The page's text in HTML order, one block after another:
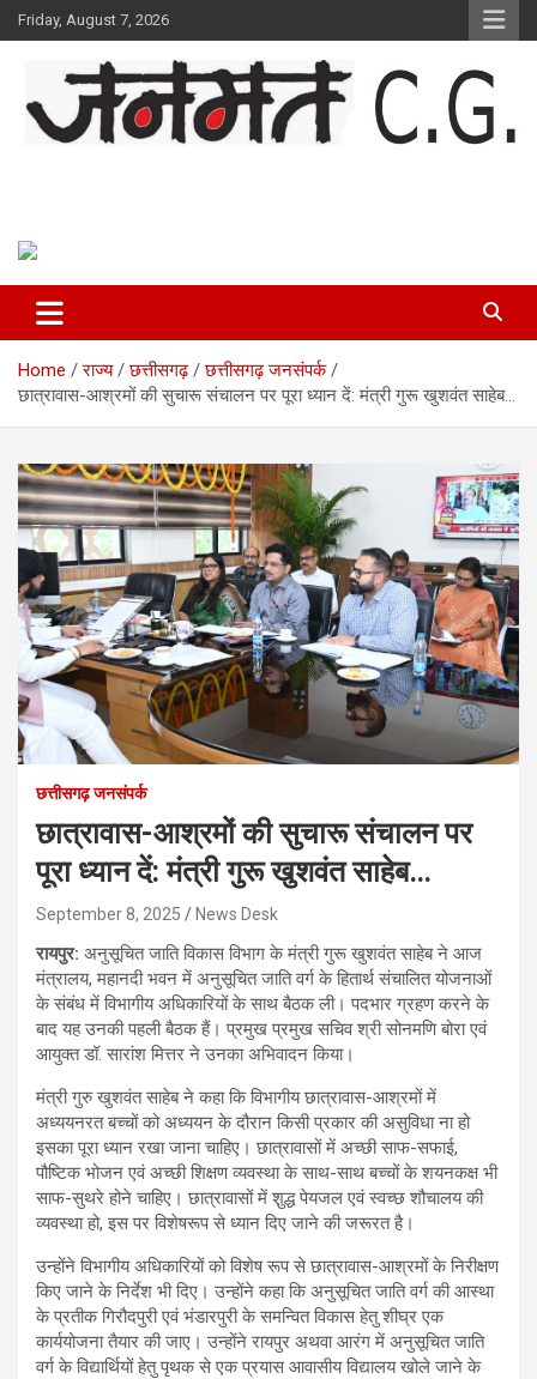
Skip
to
Friday, August 7, 2026
Home राज्य छत्तीसगढ़
छत्तीसगढ़ जनसंपर्क
छात्रावास-आश्रमों की सुचारू संचालन पर पूरा ध्यान दें: मंत्री गुरू खुशवंत साहेब…
छत्तीसगढ़ जनसंपर्क
छात्रावास-आश्रमों की सुचारू संचालन पर
पूरा ध्यान दें: मंत्री गुरू खुशवंत साहेब…
September 8, 2025 News Desk
रायपुर: अनुसूचित जाति विकास विभाग के मंत्री गुरू खुशवंत साहेब ने आज
मंत्रालय, महानदी भवन में अनुसूचित जाति वर्ग के हितार्थ संचालित योजनाओं
के संबंध में विभागीय अधिकारियों के साथ बैठक ली। पदभार ग्रहण करने के
बाद यह उनकी पहली बैठक हैं। प्रमुख प्रमुख सचिव श्री सोनमणि बोरा एवं
आयुक्त डॉ. सारांश मित्तर ने उनका अभिवादन किया।
मंत्री गुरु खुशवंत साहेब ने कहा कि विभागीय छात्रावास-आश्रमों में
अध्ययनरत बच्चों को अध्ययन के दौरान किसी प्रकार की असुविधा ना हो
इसका पूरा ध्यान रखा जाना चाहिए। छात्रावासों में अच्छी साफ-सफाई,
पौष्टिक भोजन एवं अच्छी शिक्षण व्यवस्था के साथ-साथ बच्चों के शयनकक्ष भी
साफ-सुथरे होने चाहिए। छात्रावासों में शु़द्ध पेयजल एवं स्वच्छ शौचालय की
व्यवस्था हो, इस पर विशेषरूप से ध्यान दिए जाने की जरूरत है।
उन्होंने विभागीय अधिकारियों को विशेष रूप से छात्रावास-आश्रमों के निरीक्षण
किए जाने के निर्देश भी दिए। उन्होंने कहा कि अनुसूचित जाति वर्ग की आस्था
के प्रतीक गिरौदपुरी एवं भंडारपुरी के समन्वित विकास हेतु शीघ्र एक
कार्ययोजना तैयार की जाए। उन्होंने रायपुर अथवा आरंग में अनुसूचित जाति
वर्ग के विद्यार्थियों हेतु पृथक से एक प्रयास आवासीय विद्यालय खोले जाने के